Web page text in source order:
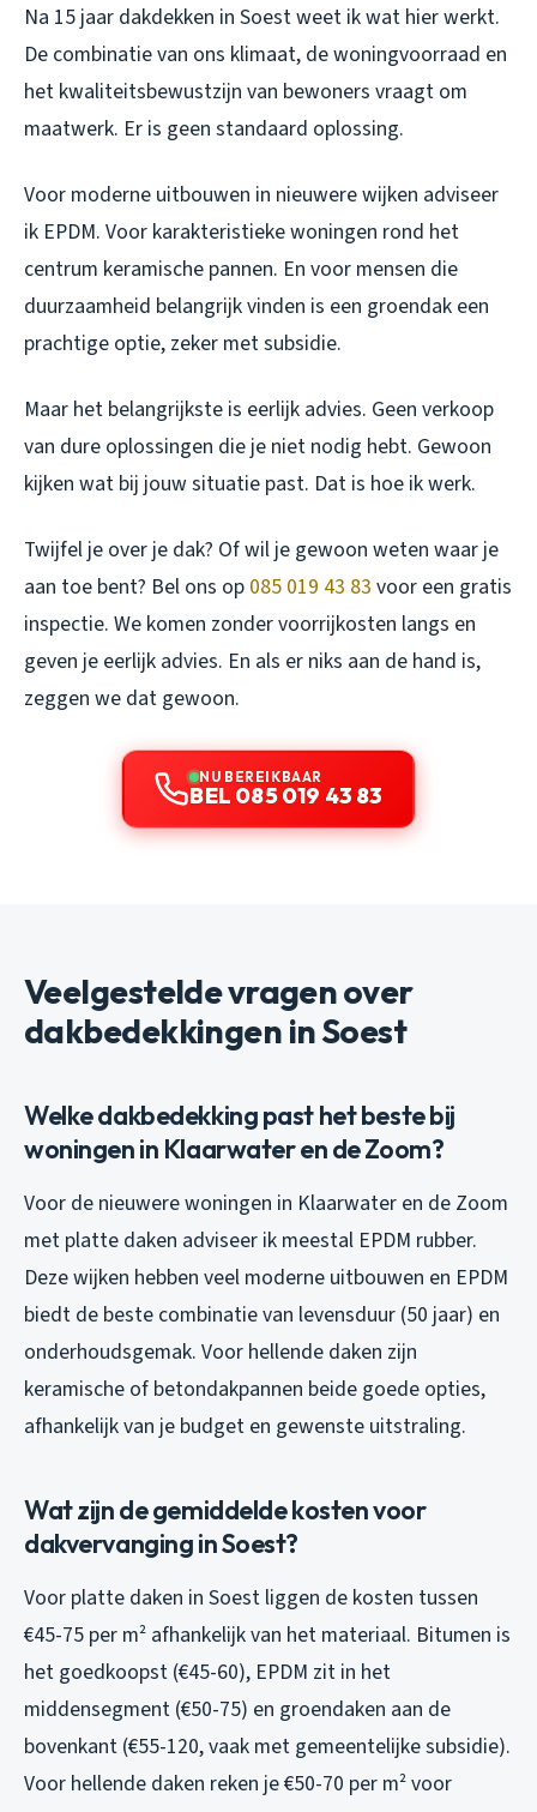
Na 15 jaar dakdekken in Soest weet ik wat hier werkt.
De combinatie van ons klimaat, de woningvoorraad en
het kwaliteitsbewustzijn van bewoners vraagt om
maatwerk. Er is geen standaard oplossing.
Voor moderne uitbouwen in nieuwere wijken adviseer
ik EPDM. Voor karakteristieke woningen rond het
centrum keramische pannen. En voor mensen die
duurzaamheid belangrijk vinden is een groendak een
prachtige optie, zeker met subsidie.
Maar het belangrijkste is eerlijk advies. Geen verkoop
van dure oplossingen die je niet nodig hebt. Gewoon
kijken wat bij jouw situatie past. Dat is hoe ik werk.
Twijfel je over je dak? Of wil je gewoon weten waar je
aan toe bent? Bel ons op 085 019 43 83 voor een gratis
inspectie. We komen zonder voorrijkosten langs en
geven je eerlijk advies. En als er niks aan de hand is,
zeggen we dat gewoon.
NU BEREIKBAAR
BEL 085 019 43 83
Veelgestelde vragen over
dakbedekkingen in Soest
Welke dakbedekking past het beste bij
woningen in Klaarwater en de Zoom?
Voor de nieuwere woningen in Klaarwater en de Zoom
met platte daken adviseer ik meestal EPDM rubber.
Deze wijken hebben veel moderne uitbouwen en EPDM
biedt de beste combinatie van levensduur (50 jaar) en
onderhoudsgemak. Voor hellende daken zijn
keramische of betondakpannen beide goede opties,
afhankelijk van je budget en gewenste uitstraling.
Wat zijn de gemiddelde kosten voor
dakvervanging in Soest?
Voor platte daken in Soest liggen de kosten tussen
€45-75 per m² afhankelijk van het materiaal. Bitumen is
het goedkoopst (€45-60), EPDM zit in het
middensegment (€50-75) en groendaken aan de
bovenkant (€55-120, vaak met gemeentelijke subsidie).
Voor hellende daken reken je €50-70 per m² voor